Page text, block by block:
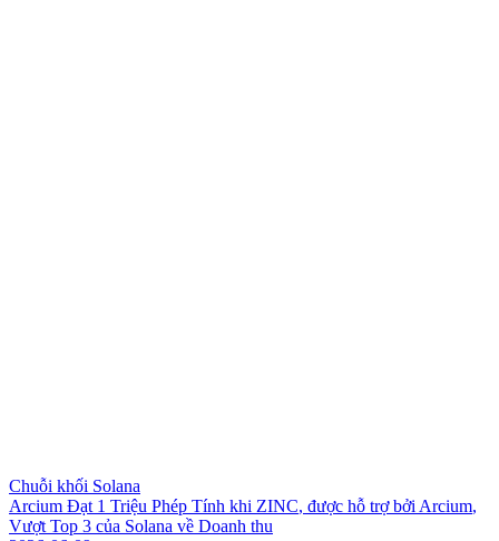
Chuỗi khối Solana
Arcium Đạt 1 Triệu Phép Tính khi ZINC, được hỗ trợ bởi Arcium,
Vượt Top 3 của Solana về Doanh thu